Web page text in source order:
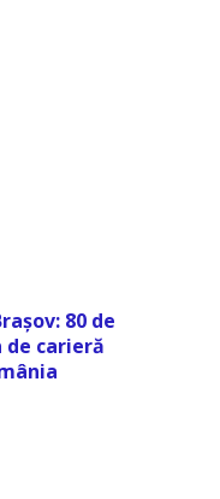
80 de
carieră